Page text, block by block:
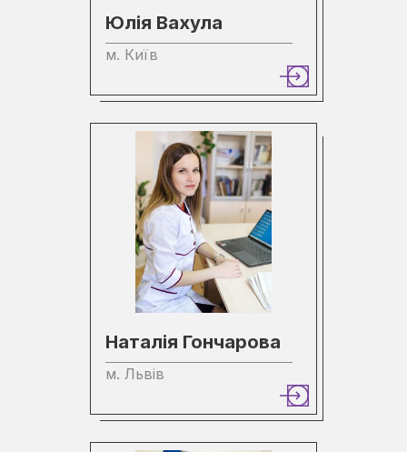
Юлія Вахула
м. Київ
Наталія Гончарова
м. Львів